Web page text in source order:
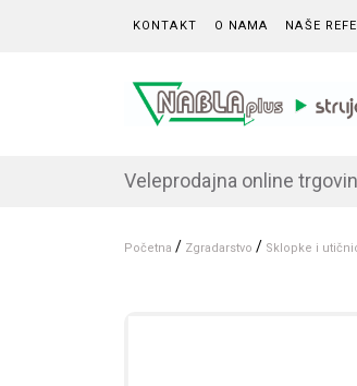
KONTAKT O NAMA NAŠE
Veleprodajna online
Početna / Zgradarstvo / Sklopke i